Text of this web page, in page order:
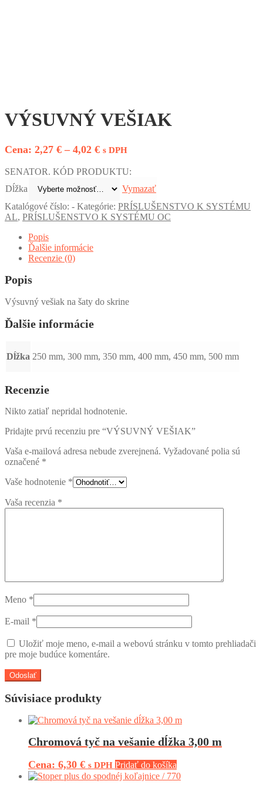
VÝSUVNÝ VEŠIAK
2,27 € – 4,02 €Price
2,27 €
through
s DPH
SENATOR. KÓD PRODUKTU:
Dĺžka
Vymazať
Katalógové číslo: - Kategórie: PRÍSLUŠENSTVO K SYSTÉMU
AL, PRÍSLUŠENSTVO K SYSTÉMU OC
Popis
Ďalšie informácie
Recenzie (0)
Popis
Výsuvný vešiak na šaty do skrine
Ďalšie informácie
Dĺžka 250 mm, 300 mm, 350 mm, 400 mm, 450 mm, 500 mm
Recenzie
Nikto zatiaľ nepridal hodnotenie.
Pridajte prvú recenziu pre “VÝSUVNÝ VEŠIAK”
Vaša e-mailová adresa nebude zverejnená. Vyžadované polia sú
označené *
Vaše hodnotenie *
Vaša recenzia *
Meno *
E-mail *
Uložiť moje meno, e-mail a webovú stránku v tomto prehliadači
pre moje budúce komentáre.
Súvisiace produkty
Chromová tyč na vešanie dĺžka 3,00 m
6,30 € s DPH Pridať do košíka